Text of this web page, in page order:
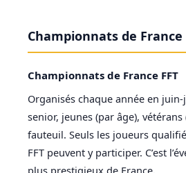
Championnats de
Championnats de France FFT
Organisés chaque année en
senior, jeunes (par âge), vétérans
fauteuil. Seuls les joueurs
FFT peuvent y participer. C’est